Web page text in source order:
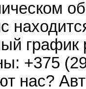
график
+375
нас?